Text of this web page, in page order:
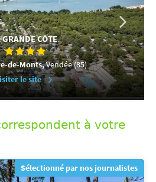
CÔTE
de-Monts,Vendée (85)
le site
à votre
Sélectionné par nos journalistes